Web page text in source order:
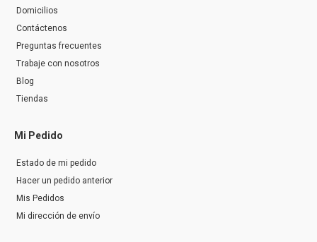
Domicilios
Contáctenos
Preguntas frecuentes
Trabaje con nosotros
Blog
Tiendas
Mi Pedido
Estado de mi pedido
Hacer un pedido anterior
Mis Pedidos
Mi dirección de envío